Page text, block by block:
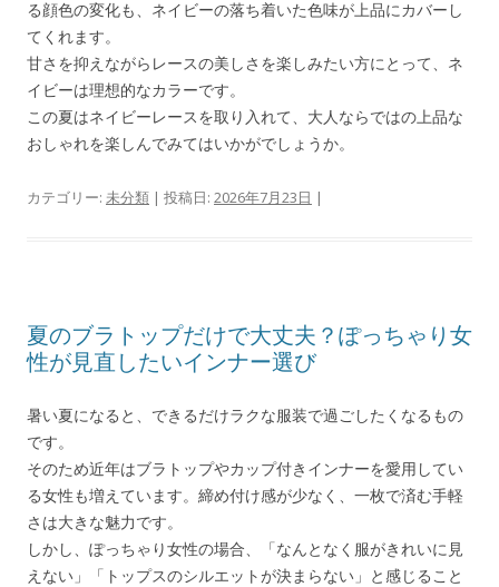
る顔色の変化も、ネイビーの落ち着いた色味が上品にカバーし
てくれます。
甘さを抑えながらレースの美しさを楽しみたい方にとって、ネ
イビーは理想的なカラーです。
この夏はネイビーレースを取り入れて、大人ならではの上品な
おしゃれを楽しんでみてはいかがでしょうか。
カテゴリー: 未分類 | 投稿日: 2026年7月23日 |
夏のブラトップだけで大丈夫？ぽっちゃり女
性が見直したいインナー選び
暑い夏になると、できるだけラクな服装で過ごしたくなるもの
です。
そのため近年はブラトップやカップ付きインナーを愛用してい
る女性も増えています。締め付け感が少なく、一枚で済む手軽
さは大きな魅力です。
しかし、ぽっちゃり女性の場合、「なんとなく服がきれいに見
えない」「トップスのシルエットが決まらない」と感じること